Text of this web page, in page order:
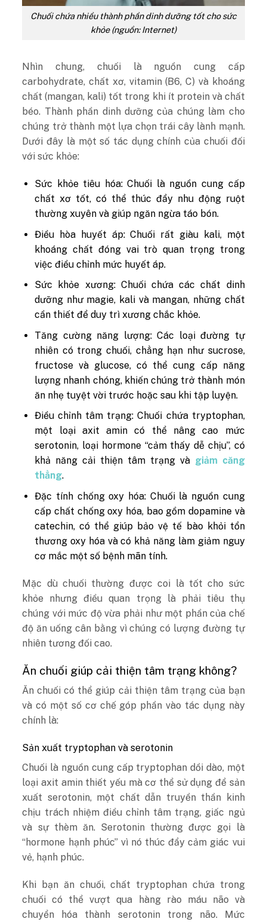
Chuối chứa nhiều thành phần dinh dưỡng tốt cho sức
khỏe (nguồn: Internet)
Nhìn chung, chuối là nguồn cung cấp
carbohydrate, chất xơ, vitamin (B6, C) và khoáng
chất (mangan, kali) tốt trong khi ít protein và chất
béo. Thành phần dinh dưỡng của chúng làm cho
chúng trở thành một lựa chọn trái cây lành mạnh.
Dưới đây là một số tác dụng chính của chuối đối
với sức khỏe:
Sức khỏe tiêu hóa: Chuối là nguồn cung cấp
chất xơ tốt, có thể thúc đẩy nhu động ruột
thường xuyên và giúp ngăn ngừa táo bón.
Điều hòa huyết áp: Chuối rất giàu kali, một
khoáng chất đóng vai trò quan trọng trong
việc điều chỉnh mức huyết áp.
Sức khỏe xương: Chuối chứa các chất dinh
dưỡng như magie, kali và mangan, những chất
cần thiết để duy trì xương chắc khỏe.
Tăng cường năng lượng: Các loại đường tự
nhiên có trong chuối, chẳng hạn như sucrose,
fructose và glucose, có thể cung cấp năng
lượng nhanh chóng, khiến chúng trở thành món
ăn nhẹ tuyệt vời trước hoặc sau khi tập luyện.
Điều chỉnh tâm trạng: Chuối chứa tryptophan,
một loại axit amin có thể nâng cao mức
serotonin, loại hormone “cảm thấy dễ chịu”, có
khả năng cải thiện tâm trạng và giảm căng
thẳng.
Đặc tính chống oxy hóa: Chuối là nguồn cung
cấp chất chống oxy hóa, bao gồm dopamine và
catechin, có thể giúp bảo vệ tế bào khỏi tổn
thương oxy hóa và có khả năng làm giảm nguy
cơ mắc một số bệnh mãn tính.
Mặc dù chuối thường được coi là tốt cho sức
khỏe nhưng điều quan trọng là phải tiêu thụ
chúng với mức độ vừa phải như một phần của chế
độ ăn uống cân bằng vì chúng có lượng đường tự
nhiên tương đối cao.
Ăn chuối giúp cải thiện tâm trạng không?
Ăn chuối có thể giúp cải thiện tâm trạng của bạn
và có một số cơ chế góp phần vào tác dụng này
chính là:
Sản xuất tryptophan và serotonin
Chuối là nguồn cung cấp tryptophan dồi dào, một
loại axit amin thiết yếu mà cơ thể sử dụng để sản
xuất serotonin, một chất dẫn truyền thần kinh
chịu trách nhiệm điều chỉnh tâm trạng, giấc ngủ
và sự thèm ăn. Serotonin thường được gọi là
“hormone hạnh phúc” vì nó thúc đẩy cảm giác vui
vẻ, hạnh phúc.
Khi bạn ăn chuối, chất tryptophan chứa trong
chuối có thể vượt qua hàng rào máu não và
chuyển hóa thành serotonin trong não. Mức